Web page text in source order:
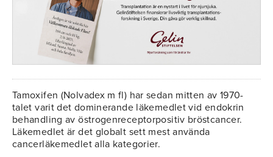
Tamoxifen (Nolvadex m fl) har sedan mitten av 1970-
talet varit det dominerande läkemedlet vid endokrin
behandling av östrogenreceptorpositiv bröstcancer.
Läkemedlet är det globalt sett mest använda
cancerläkemedlet alla kategorier.